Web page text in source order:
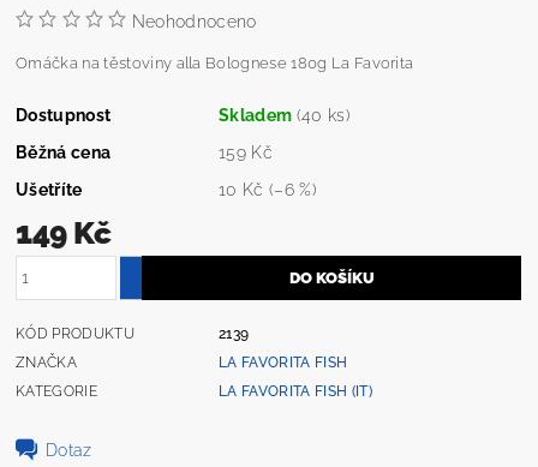
Neohodnoceno
Omáčka na těstoviny alla Bolognese 180g La Favorita
Dostupnost Skladem (40 ks)
Běžná cena
159 Kč
Ušetříte
10 Kč(–6 %)
149 Kč
KÓD PRODUKTU
2139
ZNAČKA
LA FAVORITA FISH
KATEGORIE
LA FAVORITA FISH (IT)
Dotaz